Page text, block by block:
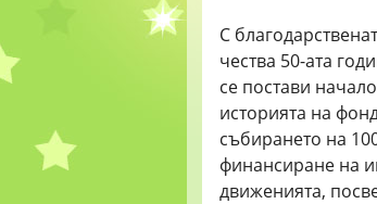
С
чества 50-ата
се постави
историята на
събирането на
финансиране на
движенията,